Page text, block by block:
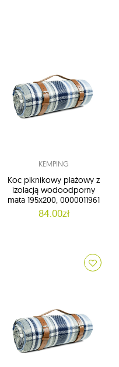
KEMPING
Koc piknikowy plażowy z
izolacją wodoodporny
mata 195x200, 0000011961
84.00zł